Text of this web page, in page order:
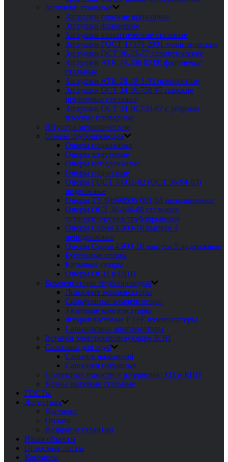
Заглушки стальные
Заглушки плоские приварные
Заглушки фланцевые
Заглушки эллиптические стальные
Заглушки ГОСТ 17379-2001 эллиптические
Заглушки ОСТ 36-25-77 эллиптические
Заглушки АТК 24.200 02 90 фланцевые
стальные
Заглушки АТК 26-18-5-93 поворотные
Заглушки ОСТ 34 10.758-97 плоские
приварные стальные
Заглушки ОСТ 34 10.759-97 с ребрами
плоские приварные
Штуцера металлические
Опоры трубопроводов
Опоры подвижные
Опоры хомутовые
Опоры неподвижные
Опоры подвесные
Опоры ГОСТ 14911-82 (ОСТ 36-94-83)
подвижные
Опоры ТУ-04698606-001-04 неподвижные
Опоры ОСТ 36-146-88 стальных
технологических трубопроводов
Опоры Серия 4.903-10 выпуск 4
неподвижные
Опоры Серия 4.903-10 выпуск 5 подвижные
Бугельные опоры
Катковые опоры
Опоры ОСП и ОПП
Компенсаторы трубопроводов
Линзовые компенсаторы
Сильфонные компенсаторы
Тканевые компенсаторы
Фторопластовые PTFE компенсаторы
Сальниковые компенсаторы
Вставки электроизолирующие ВЭИ
Сальники для труб
Сальник нажимной
Сальники набивные
Подземные емкости и резервуары ЕП и ЕПП
Краны шаровые стальные
ГОСТы
Логистика
Доставка
Оплата
Возврат и гарантии
Наши объекты
Опросные листы
Контакты